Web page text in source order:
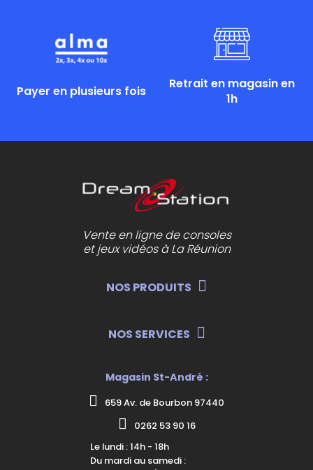
Payer en plusieurs fois
Retrait en magasin en
1h
Vente en ligne de consoles
et jeux vidéos à La Réunion
NOS PRODUITS
NOS SERVICES
Magasin St-André :
659 Av. de Bourbon 97440
0262 53 90 16
Le lundi : 14h - 18h
Du mardi au samedi :